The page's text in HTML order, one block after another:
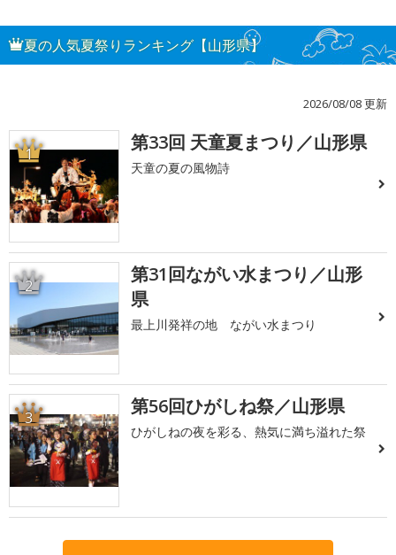
夏の人気夏祭りランキング【山形県】
2026/08/08 更新
1 第33回 天童夏まつり／山形県
天童の夏の風物詩
2
第31回ながい水まつり／山形
県
最上川発祥の地 ながい水まつり
3 第56回ひがしね祭／山形県
ひがしねの夜を彩る、熱気に満ち溢れた祭